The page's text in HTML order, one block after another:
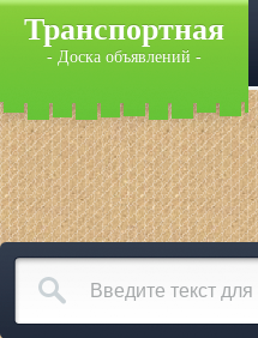
Транспортная
- Доска объявлений -